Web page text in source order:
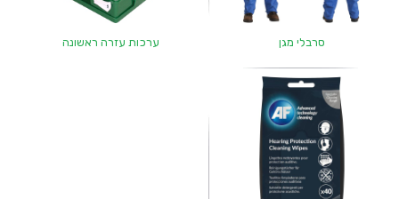
סרבלי מגן ערכות עזרה ראשונה